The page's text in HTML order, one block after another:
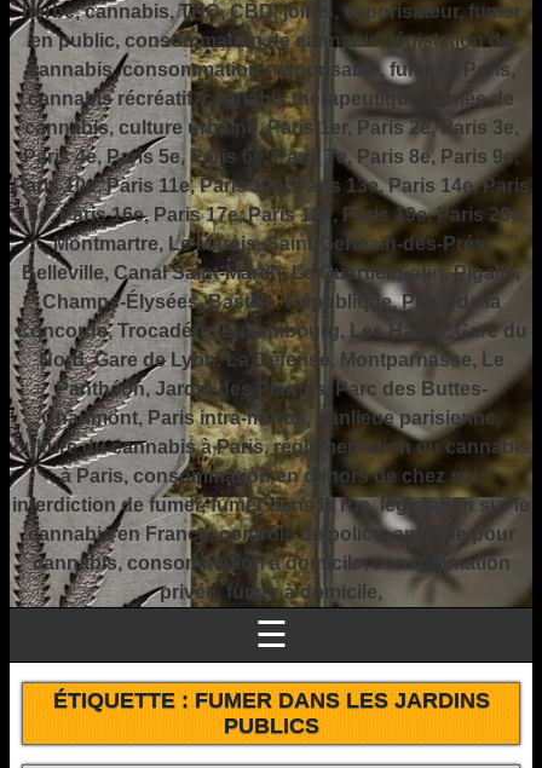
herbe, cannabis, THC, CBD, joints, vaporisateur, fumer
en public, consommation de cannabis, législation du
cannabis, consommation responsable, fumer à Paris,
cannabis récréatif, cannabis thérapeutique, fumée de
cannabis, culture urbaine, Paris 1er, Paris 2e, Paris 3e,
Paris 4e, Paris 5e, Paris 6e, Paris 7e, Paris 8e, Paris 9e,
Paris 10e, Paris 11e, Paris 12e, Paris 13e, Paris 14e, Paris
15e, Paris 16e, Paris 17e, Paris 18e, Paris 19e, Paris 20e,
Montmartre, Le Marais, Saint-Germain-des-Prés,
Belleville, Canal Saint-Martin, Le Quartier Latin, Pigalle,
Champs-Élysées, Bastille, République, Place de la
Concorde, Trocadéro, Luxembourg, Les Halles, Gare du
Nord, Gare de Lyon, La Défense, Montparnasse, Le
Panthéon, Jardin des Plantes, Parc des Buttes-
Chaumont, Paris intra-muros, banlieue parisienne,
culture du cannabis à Paris, réglementation du cannabis
à Paris, consommation en dehors de chez soi,
interdiction de fumer, fumer dans la rue, législation sur le
cannabis en France, contrôle de police, amende pour
cannabis, consommation à domicile, consommation
privée, fumer à domicile,
☰
ÉTIQUETTE :FUMER DANS LES JARDINS
PUBLICS